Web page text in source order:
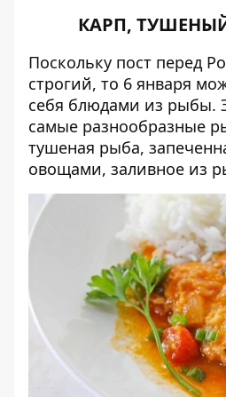
КАРП,
Поскольку пост перед
строгий, то 6 января
себя блюдами из рыбы.
самые разнообразные
тушеная рыба,
овощами, заливное из